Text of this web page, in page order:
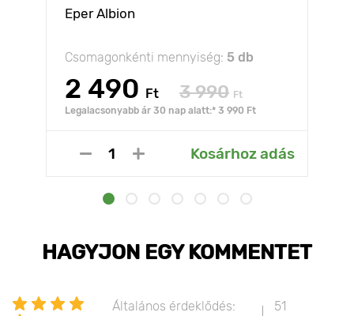
Eper Albion
Csomagonkénti mennyiség: 5 db
2 490 Ft 3 990 Ft
Legalacsonyabb ár 30 nap alatt:* 3 990 Ft
Kosárhoz adás
HAGYJON EGY KOMMENTET
Általános érdeklődés:
51